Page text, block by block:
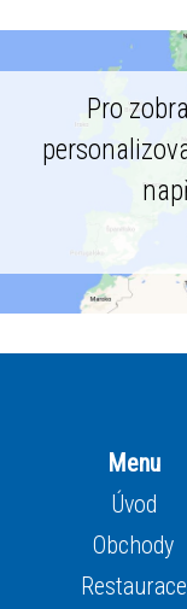
Pro
Menu
Úvod
Obchody
Restaurace